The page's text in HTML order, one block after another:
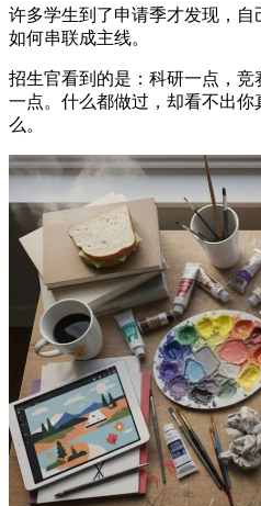
许多学生到了申请季才发现，
如何串联成主线。
招生官看到的是：科研一点，
一点。什么都做过，却看不出
么。